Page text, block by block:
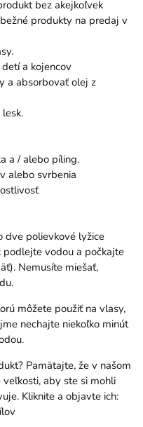
bez akejkoľvek
produkty na predaj v
a kojencov
a absorbovať olej z
​​a / alebo píling.
alebo svrbenia
dve polievkové lyžice
podlejte vodou a počkajte
Nemusíte miešať,
môžete použiť na vlasy,
nechajte niekoľko minút
Pamätajte, že v našom
aby ste si mohli
Kliknite a objavte ich: